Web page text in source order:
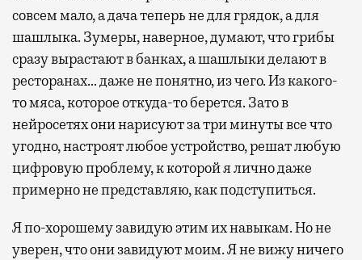
совсем мало, а дача теперь не для грядок, а для
шашлыка. Зумеры, наверное, думают, что грибы
сразу вырастают в банках, а шашлыки делают в
ресторанах… даже не понятно, из чего. Из какого-
то мяса, которое откуда-то берется. Зато в
нейросетях они нарисуют за три минуты все что
угодно, настроят любое устройство, решат любую
цифровую проблему, к которой я лично даже
примерно не представляю, как подступиться.
Я по-хорошему завидую этим их навыкам. Но не
уверен, что они завидуют моим. Я не вижу ничего